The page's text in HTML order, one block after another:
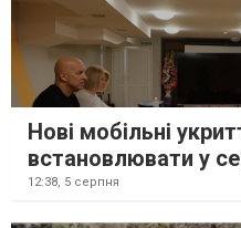
Нові мобільні
встановлювати у
12:38, 5 серпня